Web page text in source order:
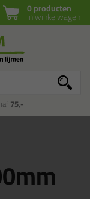
0 producten
in winkelwagen
75,-